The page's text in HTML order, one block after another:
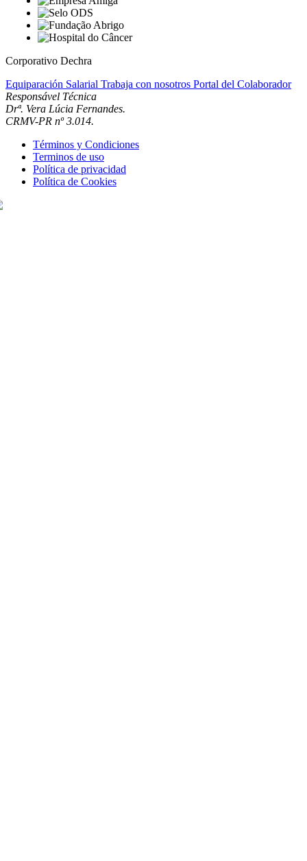
Corporativo Dechra
Equiparación Salarial Trabaja con nosotros Portal del Colaborador
Responsável Técnica
Drª. Vera Lúcia Fernandes.
CRMV-PR nº 3.014.
Términos y Condiciones
Terminos de uso
Política de privacidad
Política de Cookies